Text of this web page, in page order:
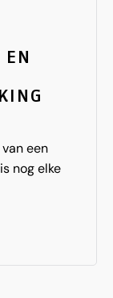
EN
een
nog elke
en
maar
we dit
we